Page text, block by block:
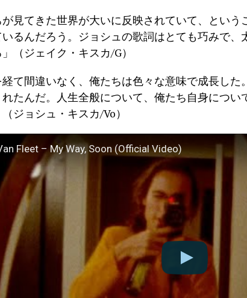
が見てきた世界が大いに反映されていて、とい
いるんだろう。ジョシュの歌詞はとても巧みで
（ジェイク・キスカ/G）
経て間違いなく、俺たちは色々な意味で成長し
たんだ。人生全般について、俺たち自身につい
ジョシュ・キスカ/Vo）
Fleet – My Way, Soon (Official Video)